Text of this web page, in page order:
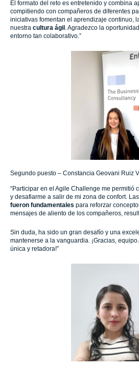
El formato del reto es entretenido y combina
compitiendo con compañeros de diferentes
iniciativas fomentan el aprendizaje continuo,
nuestra cultura ágil . Agradezco la
entorno tan colaborativo.”
Segundo puesto – Constancia Geovani Ruiz
“Participar en el Agile Challenge me permitió
y desafiarme a salir de mi zona de confort. Las
fueron fundamentales para reforzar
mensajes de aliento de los compañeros,
Sin duda, ha sido un gran desafío y una
mantenerse a la vanguardia. ¡Gracias,
única y retadora!”